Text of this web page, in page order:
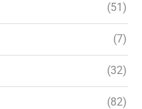
(51)
(7)
(32)
(82)